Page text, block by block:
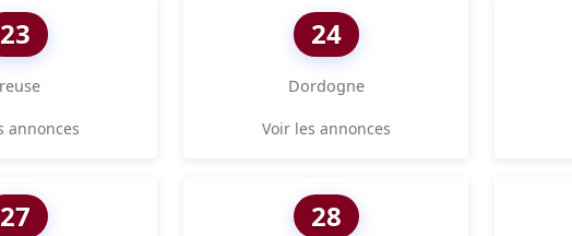
23
annonces
24
Dordogne
Voir les annonces
27 28